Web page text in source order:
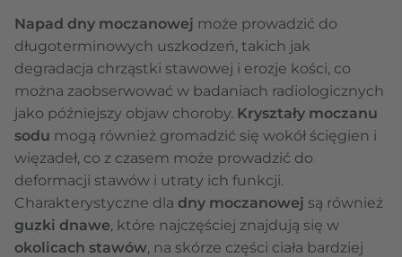
Napad dny moczanowej może prowadzić do
długoterminowych uszkodzeń, takich jak
degradacja chrząstki stawowej i erozje kości, co
można zaobserwować w badaniach radiologicznych
jako późniejszy objaw choroby. Kryształy moczanu
sodu mogą również gromadzić się wokół ścięgien i
więzadeł, co z czasem może prowadzić do
deformacji stawów i utraty ich funkcji.
Charakterystyczne dla dny moczanowej są również
guzki dnawe, które najczęściej znajdują się w
okolicach stawów, na skórze części ciała bardziej